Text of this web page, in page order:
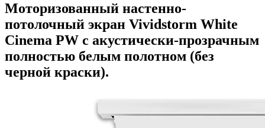
Моторизованный настенно-
потолочный экран Vividstorm White
Cinema PW с акустически-прозрачным
полностью белым полотном (без
черной краски).